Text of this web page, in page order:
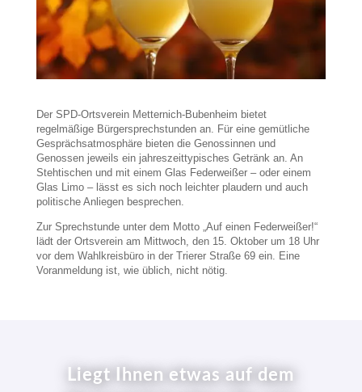
Der SPD-Ortsverein Metternich-Bubenheim bietet
regelmäßige Bürgersprechstunden an. Für eine gemütliche
Gesprächsatmosphäre bieten die Genossinnen und
Genossen jeweils ein jahreszeittypisches Getränk an. An
Stehtischen und mit einem Glas Federweißer – oder einem
Glas Limo – lässt es sich noch leichter plaudern und auch
politische Anliegen besprechen.
Zur Sprechstunde unter dem Motto „Auf einen Federweißer!“
lädt der Ortsverein am Mittwoch, den 15. Oktober um 18 Uhr
vor dem Wahlkreisbüro in der Trierer Straße 69 ein. Eine
Voranmeldung ist, wie üblich, nicht nötig.
Liegt Ihnen etwas auf dem